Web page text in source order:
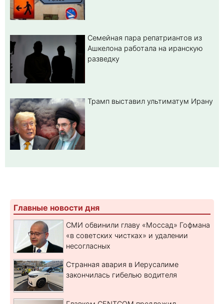
Семейная пара репатриантов из
Ашкелона работала на иранскую
разведку
Трамп выставил ультиматум Ирану
Главные новости дня
СМИ обвинили главу «Моссад» Гофмана
«в советских чистках» и удалении
несогласных
Странная авария в Иерусалиме
закончилась гибелью водителя